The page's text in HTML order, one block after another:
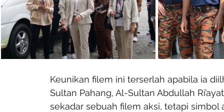
Keunikan filem ini terserlah apabila ia
Sultan Pahang, Al-Sultan Abdullah
sekadar sebuah filem aksi, tetapi